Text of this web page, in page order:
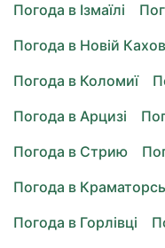
Погода в Ізмаїлі
Погода в Новій
Погода в Коломиї
Погода в Арцизі
Погода в Стрию
Погода в
Погода в Горлівці